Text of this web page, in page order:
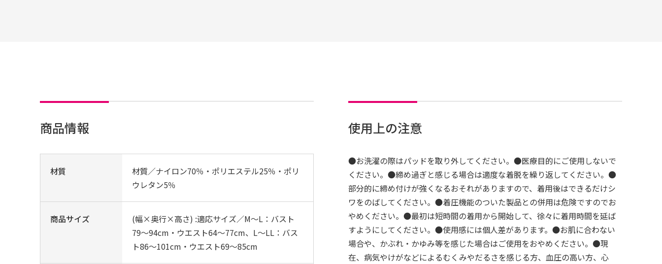
商品情報
材質
材質／ナイロン70％・ポリエステル25％・ポリ
ウレタン5％
商品サイズ
(幅×奥行×高さ) :適応サイズ／M〜L：バスト
79〜94cm・ウエスト64〜77cm、L〜LL：バス
ト86〜101cm・ウエスト69〜85cm
使用上の注意
●お洗濯の際はパッドを取り外してください。●医療目的にご使用しないで
ください。●締め過ぎと感じる場合は適度な着脱を繰り返してください。●
部分的に締め付けが強くなるおそれがありますので、着用後はできるだけシ
ワをのばしてください。●着圧機能のついた製品との併用は危険ですのでお
やめください。●最初は短時間の着用から開始して、徐々に着用時間を延ば
すようにしてください。●使用感には個人差があります。●お肌に合わない
場合や、かぶれ・かゆみ等を感じた場合はご使用をおやめください。●現
在、病気やけがなどによるむくみやだるさを感じる方、血圧の高い方、心